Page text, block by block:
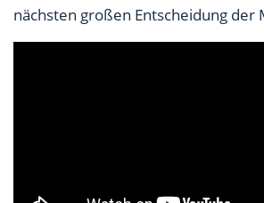
nächsten großen Entscheidung der